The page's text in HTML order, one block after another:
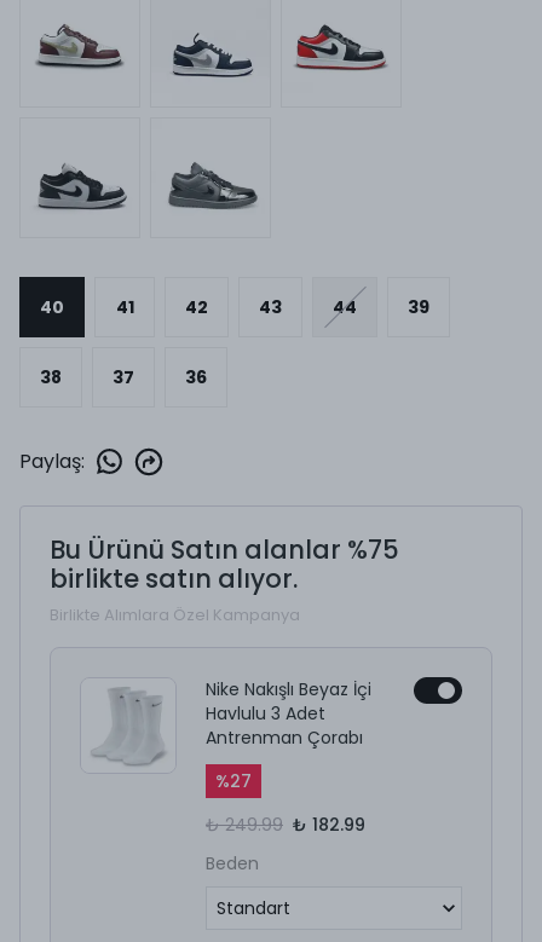
40 41 42 43 44 39
38 37 36
Paylaş:
Bu Ürünü Satın alanlar %75
birlikte satın alıyor.
Birlikte Alımlara Özel Kampanya
Nike Nakışlı Beyaz İçi
Havlulu 3 Adet
Antrenman Çorabı
%27
₺ 249.99 ₺ 182.99
Beden